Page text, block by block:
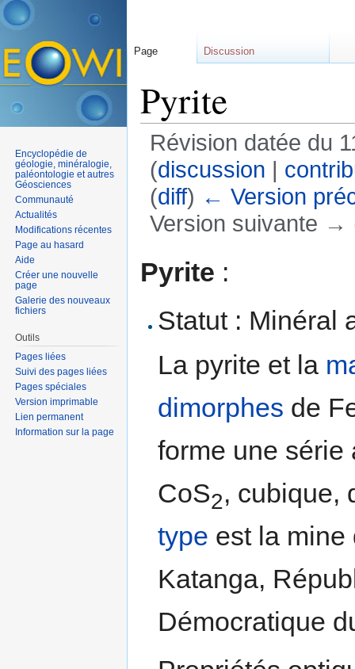
Pyrite
Révision datée du
(discussion |
(diff) ← Version
Version suivante →
Pyrite :
Statut : Minéral
La pyrite et la
dimorphes de
forme une série
CoS2, cubique,
type est la
Katanga,
Démocratique
Page Discussion
Encyclopédie de
géologie, minéralogie,
paléontologie et autres
Géosciences
Communauté
Actualités
Modifications récentes
Page au hasard
Aide
Créer une nouvelle
page
Galerie des nouveaux
fichiers
Outils
Pages liées
Suivi des pages liées
Pages spéciales
Version imprimable
Lien permanent
Information sur la page